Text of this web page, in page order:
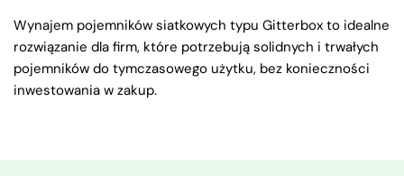
Wynajem pojemników siatkowych typu Gitterbox to idealne
rozwiązanie dla firm, które potrzebują solidnych i trwałych
pojemników do tymczasowego użytku, bez konieczności
inwestowania w zakup.